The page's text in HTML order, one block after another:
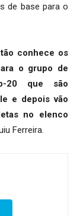
de base para o
conhece os
o grupo de
20 que são
e depois vão
no elenco
Ferreira.